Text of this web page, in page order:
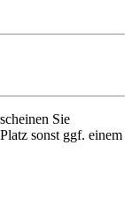
Sie
sonst ggf. einem